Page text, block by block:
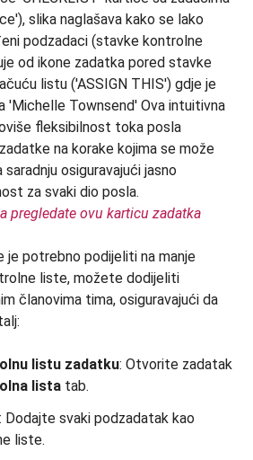
pregledate ovu karticu zadatka
je potrebno podijeliti na manje
liste, možete dodijeliti
članovima tima, osiguravajući da
listu zadatku: Otvorite zadatak
lista tab.
: Dodajte svaki podzadatak kao
liste.